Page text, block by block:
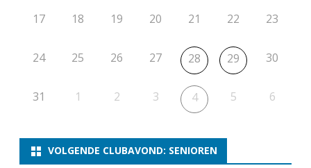
n
17 18 19 20 21 22 23
24 25 26 27 28 29 30
31 1 2 3 4 5 6
VOLGENDE CLUBAVOND: SENIOREN